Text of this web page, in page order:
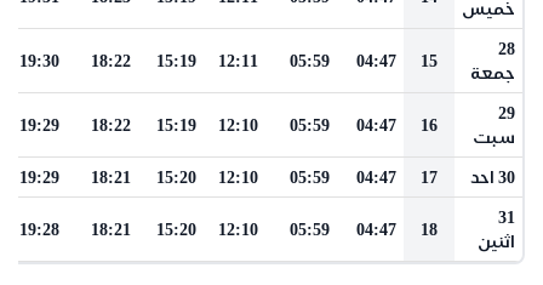
خميس
28
جمعة
15
04:47
05:59
12:11
15:19
18:22
19:30
29
سبت
16
04:47
05:59
12:10
15:19
18:22
19:29
30 احد 17
04:47
05:59
12:10
15:20
18:21
19:29
31
اثنين
18
04:47
05:59
12:10
15:20
18:21
19:28